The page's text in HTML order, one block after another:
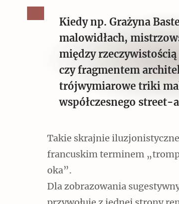
Kiedy np. Grażyna
malowidłach,
między
czy fragmentem
trójwymiarowe triki
współczesnego street-
Takie skrajnie
francuskim terminem
oka”.
Dla zobrazowania